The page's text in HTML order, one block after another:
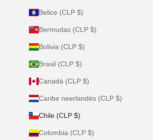
Belice (CLP $)
Bermudas (CLP $)
Bolivia (CLP $)
Brasil (CLP $)
Canadá (CLP $)
Caribe neerlandés (CLP $)
Chile (CLP $)
Colombia (CLP $)